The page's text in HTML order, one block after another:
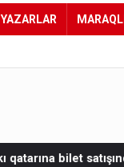
YAZARLAR MARAQLI
böyük narazılıq